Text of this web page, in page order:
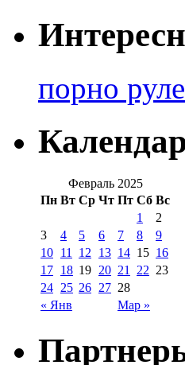
порно
Февраль 2025
Пн Вт Ср Чт Пт Сб Вс
« Янв Мар »
1
2
3
4 5 6 7 8
9
10 11 12 13 14 15 16
17 18 19 20 21 22 23
24 25 26 27 28